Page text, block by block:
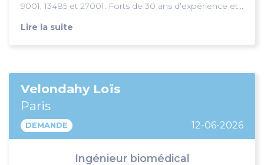
9001, 13485 et 27001. Forts de 30 ans d’expérience et...
Lire la suite
Velondahy Loïs
Paris
DEMANDE 12-06-2026
Ingénieur biomédical